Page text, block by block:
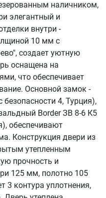
наличником,
элегантный и
внутри -
10 мм с
создает уютную
оснащена на
что обеспечивает
Основной замок -
4, Турция),
Border ЗВ 8-6 К5
обеспечивают
Конструкция двери из
утепленным
прочность и
125 мм, полотно 105
3 контура уплотнения,